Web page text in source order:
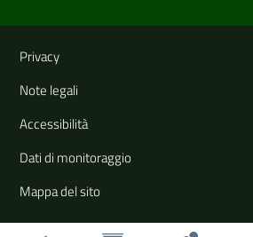
Link e informazioni utili
Privacy
Note legali
Accessibilità
Dati di monitoraggio
Mappa del sito